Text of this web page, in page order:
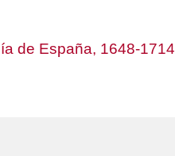
de España, 1648-1714